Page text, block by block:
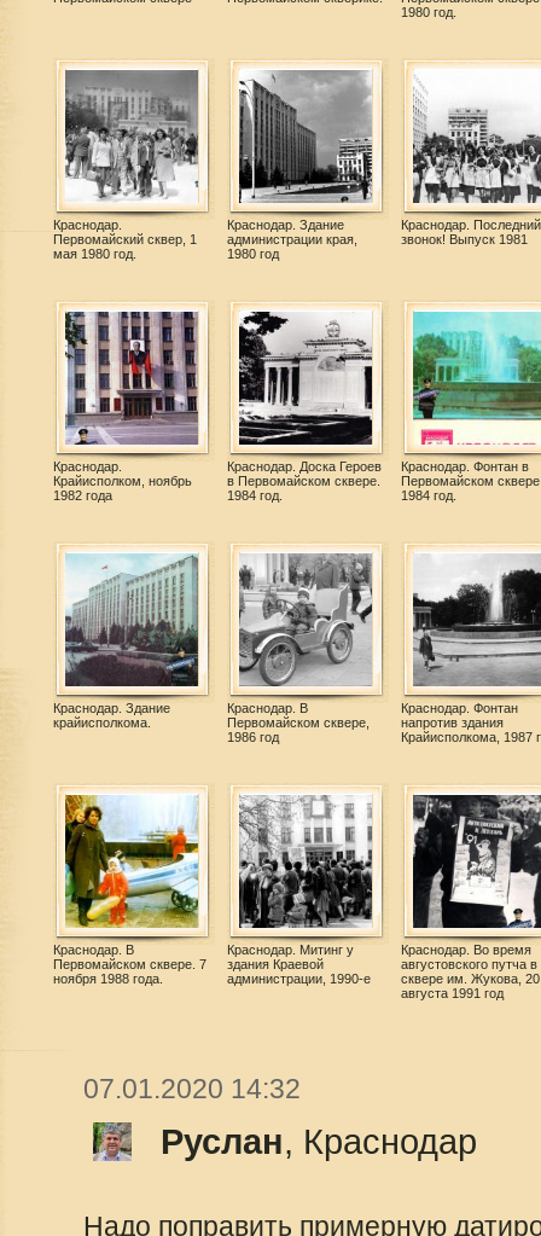
1980 год.
Краснодар.
Первомайский сквер, 1
мая 1980 год.
Краснодар. Здание
администрации края,
1980 год
Краснодар. Последний
звонок! Выпуск 1981
Краснодар.
Крайисполком, ноябрь
1982 года
Краснодар. Доска Героев
в Первомайском сквере.
1984 год.
Краснодар. Фонтан в
Первомайском
1984 год.
Краснодар. Здание
крайисполкома.
Краснодар. В
Первомайском сквере,
1986 год
Краснодар. Фонтан
напротив здания
Крайисполкома, 1987
Краснодар. В
Первомайском сквере. 7
ноября 1988 года.
Краснодар. Митинг у
здания Краевой
администрации, 1990-е
Краснодар. Во время
августовского путча в
сквере им. Жукова, 20
августа 1991 год
07.01.2020 14:32
Руслан, Краснодар
Надо поправить примерную